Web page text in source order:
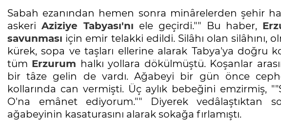
Sabah ezanından hemen sonra minârelerden şehir
askeriAziziye Tabyası'nı ele geçirdi."" Bu haber,
savunması için emir telakki edildi. Silâhı olan silâhını,
kürek, sopa ve taşları ellerine alarak Tabya'ya doğru
tüm Erzurum halkı yollara dökülmüştü. Koşanlar
bir tâze gelin de vardı. Ağabeyi bir gün önce
kollarında can vermişti. Üç aylık bebeğini emzirmiş,
O'na emânet ediyorum."" Diyerek vedâlaştıktan
ağabeyinin kasaturasını alarak sokağa fırlamıştı.